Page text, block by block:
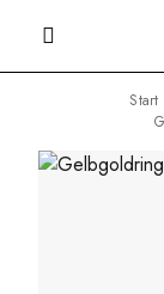
Start